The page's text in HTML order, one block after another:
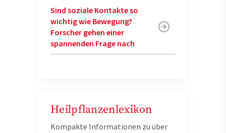
Sind soziale Kontakte so
wichtig wie Bewegung?
Forscher gehen einer
spannenden Frage nach
Heilpflanzenlexikon
Kompakte Informationen zu über